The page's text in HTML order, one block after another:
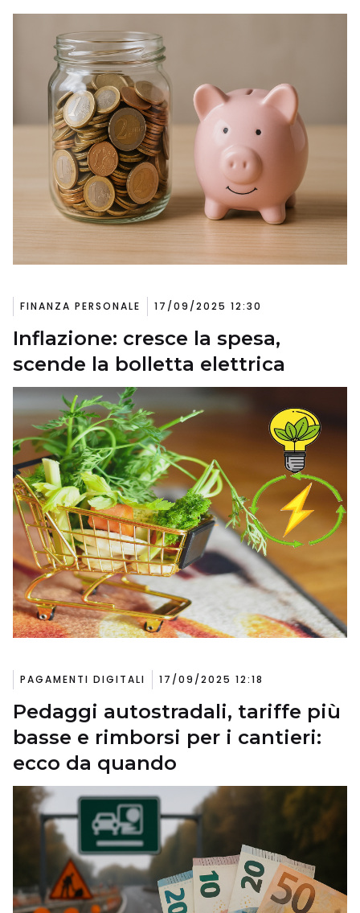
FINANZA PERSONALE 17/09/2025 12:30
Inflazione: cresce la spesa,
scende la bolletta elettrica
PAGAMENTI DIGITALI 17/09/2025 12:18
Pedaggi autostradali, tariffe più
basse e rimborsi per i cantieri:
ecco da quando